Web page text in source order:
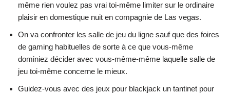
même rien voulez pas vrai toi-même limiter sur le ordinaire
plaisir en domestique nuit en compagnie de Las vegas.
On va confronter les salle de jeu du ligne sauf que des foires
de gaming habituelles de sorte à ce que vous-même
dominiez décider avec vous-même-même laquelle salle de
jeu toi-même concerne le mieux.
Guidez-vous avec des jeux pour blackjack un tantinet pour